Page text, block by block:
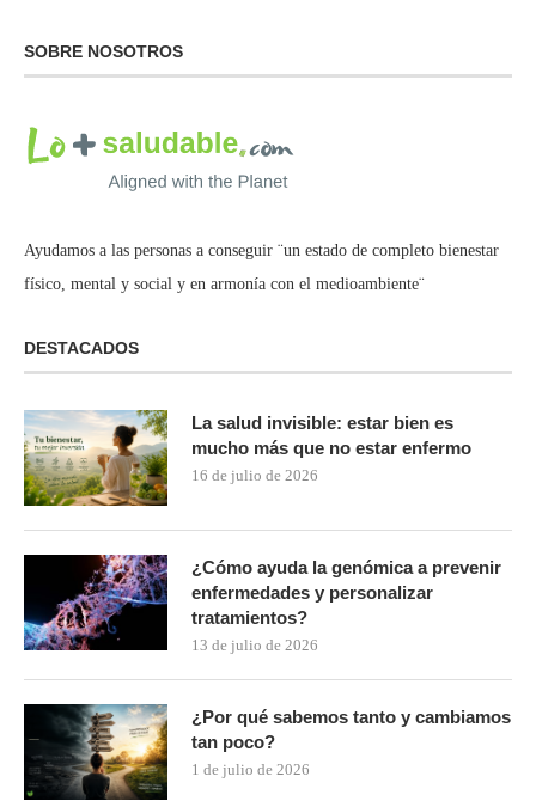
SOBRE NOSOTROS
Ayudamos a las personas a conseguir ¨un estado de completo bienestar
físico, mental y social y en armonía con el medioambiente¨
DESTACADOS
La salud invisible: estar bien es
mucho más que no estar enfermo
16 de julio de 2026
¿Cómo ayuda la genómica a prevenir
enfermedades y personalizar
tratamientos?
13 de julio de 2026
¿Por qué sabemos tanto y cambiamos
tan poco?
1 de julio de 2026